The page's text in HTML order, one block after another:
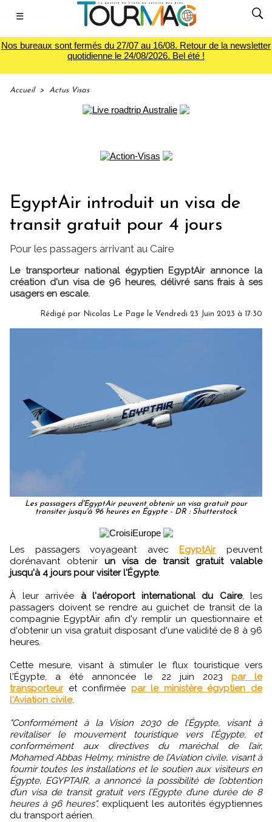
☰
Nos bureaux sont fermés du 27/07 au 16/08. Retour de la newsletter
quotidienne le 24/08/2026. Bel été !
Accueil > Actus Visas
EgyptAir introduit un visa de
transit gratuit pour 4 jours
Pour les passagers arrivant au Caire
Le transporteur national égyptien EgyptAir annonce la
création d'un visa de 96 heures, délivré sans frais à ses
usagers en escale.
Rédigé par Nicolas Le Page le Vendredi 23 Juin 2023 à 17:30
Les passagers d'EgyptAir peuvent obtenir un visa gratuit pour
transiter jusqu'à 96 heures en Égypte - DR : Shutterstock
Les passagers voyageant avec EgyptAirpeuvent
dorénavant obtenir un visa de transit gratuit valable
jusqu'à 4 jours pour visiter l'Égypte.
À leur arrivée à l'aéroport international du Caire, les
passagers doivent se rendre au guichet de transit de la
compagnie EgyptAir afin d'y remplir un questionnaire et
d'obtenir un visa gratuit disposant d'une validité de 8 à 96
heures.
Cette mesure, visant à stimuler le flux touristique vers
l'Égypte, a été annoncée le 22 juin 2023 par le
transporteuret confirmée par le ministère égyptien de
l'Aviation civile.
"Conformément à la Vision 2030 de l’Égypte, visant à
revitaliser le mouvement touristique vers l’Égypte, et
conformément aux directives du maréchal de l’air,
Mohamed Abbas Helmy, ministre de l’Aviation civile, visant à
fournir toutes les installations et le soutien aux visiteurs en
Égypte, EGYPTAIR, a annoncé la possibilité de l’obtention
d’un visa de transit gratuit vers l’Egypte d’une durée de 8
heures à 96 heures", expliquent les autorités égyptiennes
du transport aérien.